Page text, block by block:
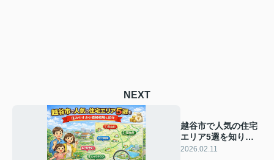
NEXT
越谷市で人気の住宅
エリア5選を知りた
い方へ！住みやすさ
2026.02.11